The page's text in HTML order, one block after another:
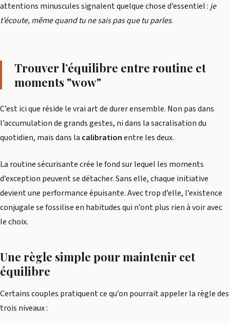
attentions minuscules signalent quelque chose d’essentiel : je
t’écoute, même quand tu ne sais pas que tu parles.
Trouver l’équilibre entre routine et
moments "wow"
C’est ici que réside le vrai art de durer ensemble. Non pas dans
l’accumulation de grands gestes, ni dans la sacralisation du
quotidien, mais dans la calibrationentre les deux.
La routine sécurisante crée le fond sur lequel les moments
d’exception peuvent se détacher. Sans elle, chaque initiative
devient une performance épuisante. Avec trop d’elle, l’existence
conjugale se fossilise en habitudes qui n’ont plus rien à voir avec
le choix.
Une règle simple pour maintenir cet
équilibre
Certains couples pratiquent ce qu’on pourrait appeler la règle des
trois niveaux :